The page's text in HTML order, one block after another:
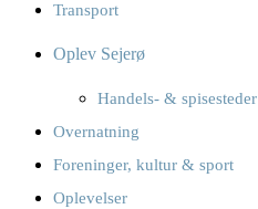
Transport
Oplev Sejerø
Handels- & spisesteder
Overnatning
Foreninger, kultur & sport
Oplevelser